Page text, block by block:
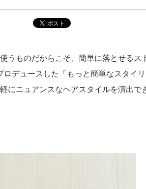
うものだからこそ、簡単に落とせるス
デュースした「もっと簡単なスタイ
にニュアンスなヘアスタイルを演出で